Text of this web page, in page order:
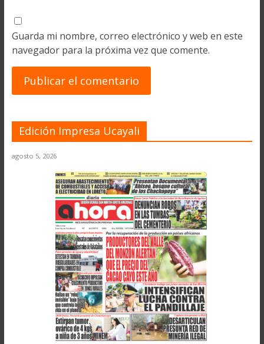
Guarda mi nombre, correo electrónico y web en este
navegador para la próxima vez que comente.
Edición Impresa Ucayali
agosto 5, 2026